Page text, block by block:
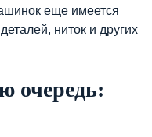
еще имеется
ниток и других
очередь: